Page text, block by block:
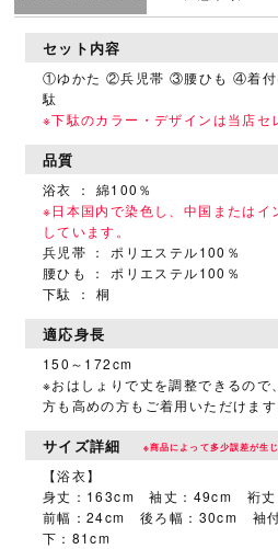
セット内容
①ゆかた ②兵児帯 ③腰ひも ④着付
駄
※下駄のカラー・デザインは当店セ
品質
浴衣 ： 綿100％
※日本国内で染色し、中国またはイ
しています。
兵児帯 ： ポリエステル100％
腰ひも ： ポリエステル100％
下駄 ： 桐
適応身長
150～172cm
※おはしょりで丈を調整できるので
方も高めの方もご着用いただけます
サイズ詳細 ※商品によって多少誤差が生じ
【浴衣】
身丈：163cm 袖丈：49cm 裄丈
前幅：24cm 後ろ幅：30cm 袖
下：81cm